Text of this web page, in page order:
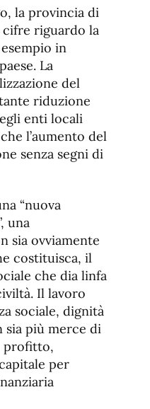
la provincia di
cifre riguardo la
in
La
del
riduzione
enti locali
l’aumento del
senza segni di
“nuova
una
sia ovviamente
costituisca, il
che dia linfa
Il lavoro
sociale, dignità
sia più merce di
profitto,
per